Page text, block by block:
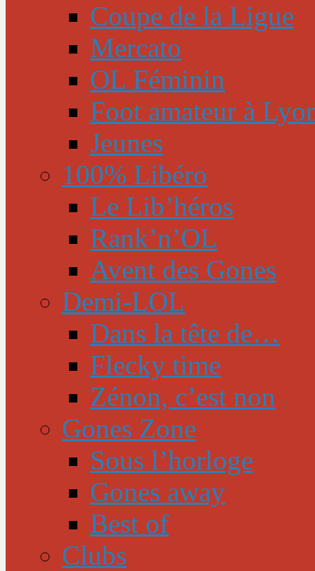
Coupe de la Ligue
Mercato
OL Féminin
Foot amateur à
Jeunes
100% Libéro
Le Lib’héros
Rank’n’OL
Avent des Gones
Demi-LOL
Dans la tête de…
Flecky time
Zénon, c’est non
Gones Zone
Sous l’horloge
Gones away
Best of
Clubs